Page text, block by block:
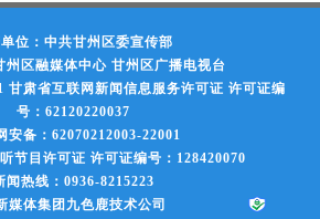
位：中共甘州区委宣传部
州区融媒体中心 甘州区广播电视台
甘肃省互联网新闻信息服务许可证 许可证编
号：62120220037
安备：62070212003-22001
节目许可证 许可证编号：128420070
闻热线：0936-8215223
媒体集团九色鹿技术公司